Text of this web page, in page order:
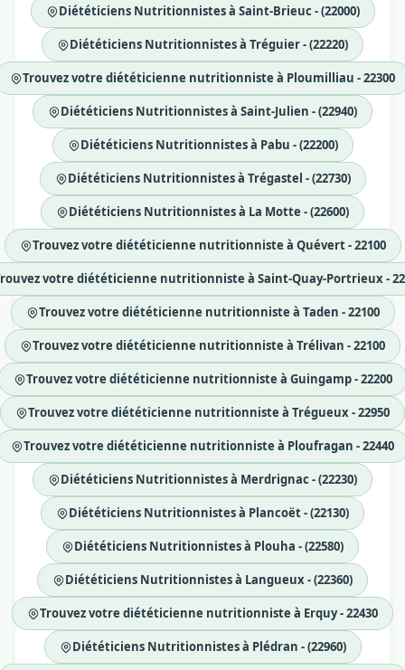
Diététiciens Nutritionnistes à Saint-Brieuc - (22000)
Diététiciens Nutritionnistes à Tréguier - (22220)
Trouvez votre diététicienne nutritionniste à Ploumilliau - 22300
Diététiciens Nutritionnistes à Saint-Julien - (22940)
Diététiciens Nutritionnistes à Pabu - (22200)
Diététiciens Nutritionnistes à Trégastel - (22730)
Diététiciens Nutritionnistes à La Motte - (22600)
Trouvez votre diététicienne nutritionniste à Quévert - 22100
votre diététicienne nutritionniste à Saint-Quay-Portrieux -
Trouvez votre diététicienne nutritionniste à Taden - 22100
Trouvez votre diététicienne nutritionniste à Trélivan - 22100
Trouvez votre diététicienne nutritionniste à Guingamp - 22200
Trouvez votre diététicienne nutritionniste à Trégueux - 22950
Trouvez votre diététicienne nutritionniste à Ploufragan - 22440
Diététiciens Nutritionnistes à Merdrignac - (22230)
Diététiciens Nutritionnistes à Plancoët - (22130)
Diététiciens Nutritionnistes à Plouha - (22580)
Diététiciens Nutritionnistes à Langueux - (22360)
Trouvez votre diététicienne nutritionniste à Erquy - 22430
Diététiciens Nutritionnistes à Plédran - (22960)